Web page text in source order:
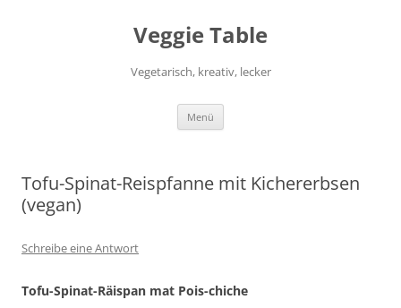
Veggie Table
Vegetarisch, kreativ, lecker
Menü
Tofu-Spinat-Reispfanne mit Kichererbsen
(vegan)
Schreibe eine Antwort
Tofu-Spinat-Räispan mat Pois-chiche